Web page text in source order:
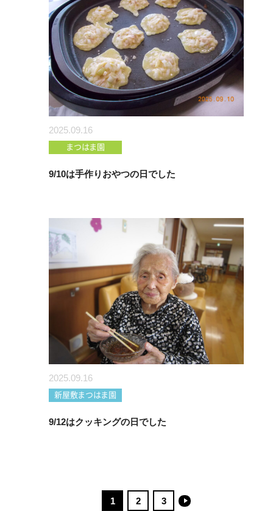
2025.09.16
まつはま園
9/10は手作りおやつの日でした
2025.09.16
新屋敷まつはま園
9/12はクッキングの日でした
1 2 3